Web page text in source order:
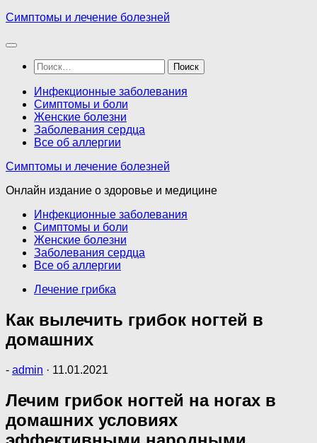
Перейти
содержимому
Симптомы и лечение болезней
Найти:
Инфекционные заболевания
Симптомы и боли
Женские болезни
Заболевания сердца
Все об аллергии
Симптомы и лечение болезней
Онлайн издание о здоровье и медицине
Инфекционные заболевания
Симптомы и боли
Женские болезни
Заболевания сердца
Все об аллергии
Лечение грибка
Как вылечить грибок ногтей в
домашних
- admin · 11.01.2021
Лечим грибок ногтей на ногах в
домашних условиях